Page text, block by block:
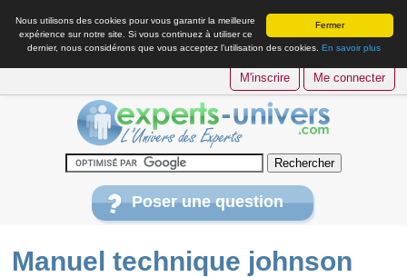
Fermer
Nous utilisons des cookies pour vous garantir la meilleure
expérience sur notre site. Si vous continuez à utiliser ce
dernier, nous considérons que vous acceptez l’utilisation des cookies. En savoir plus
M'inscrire Me connecter
Poser une question
Manuel technique johnson